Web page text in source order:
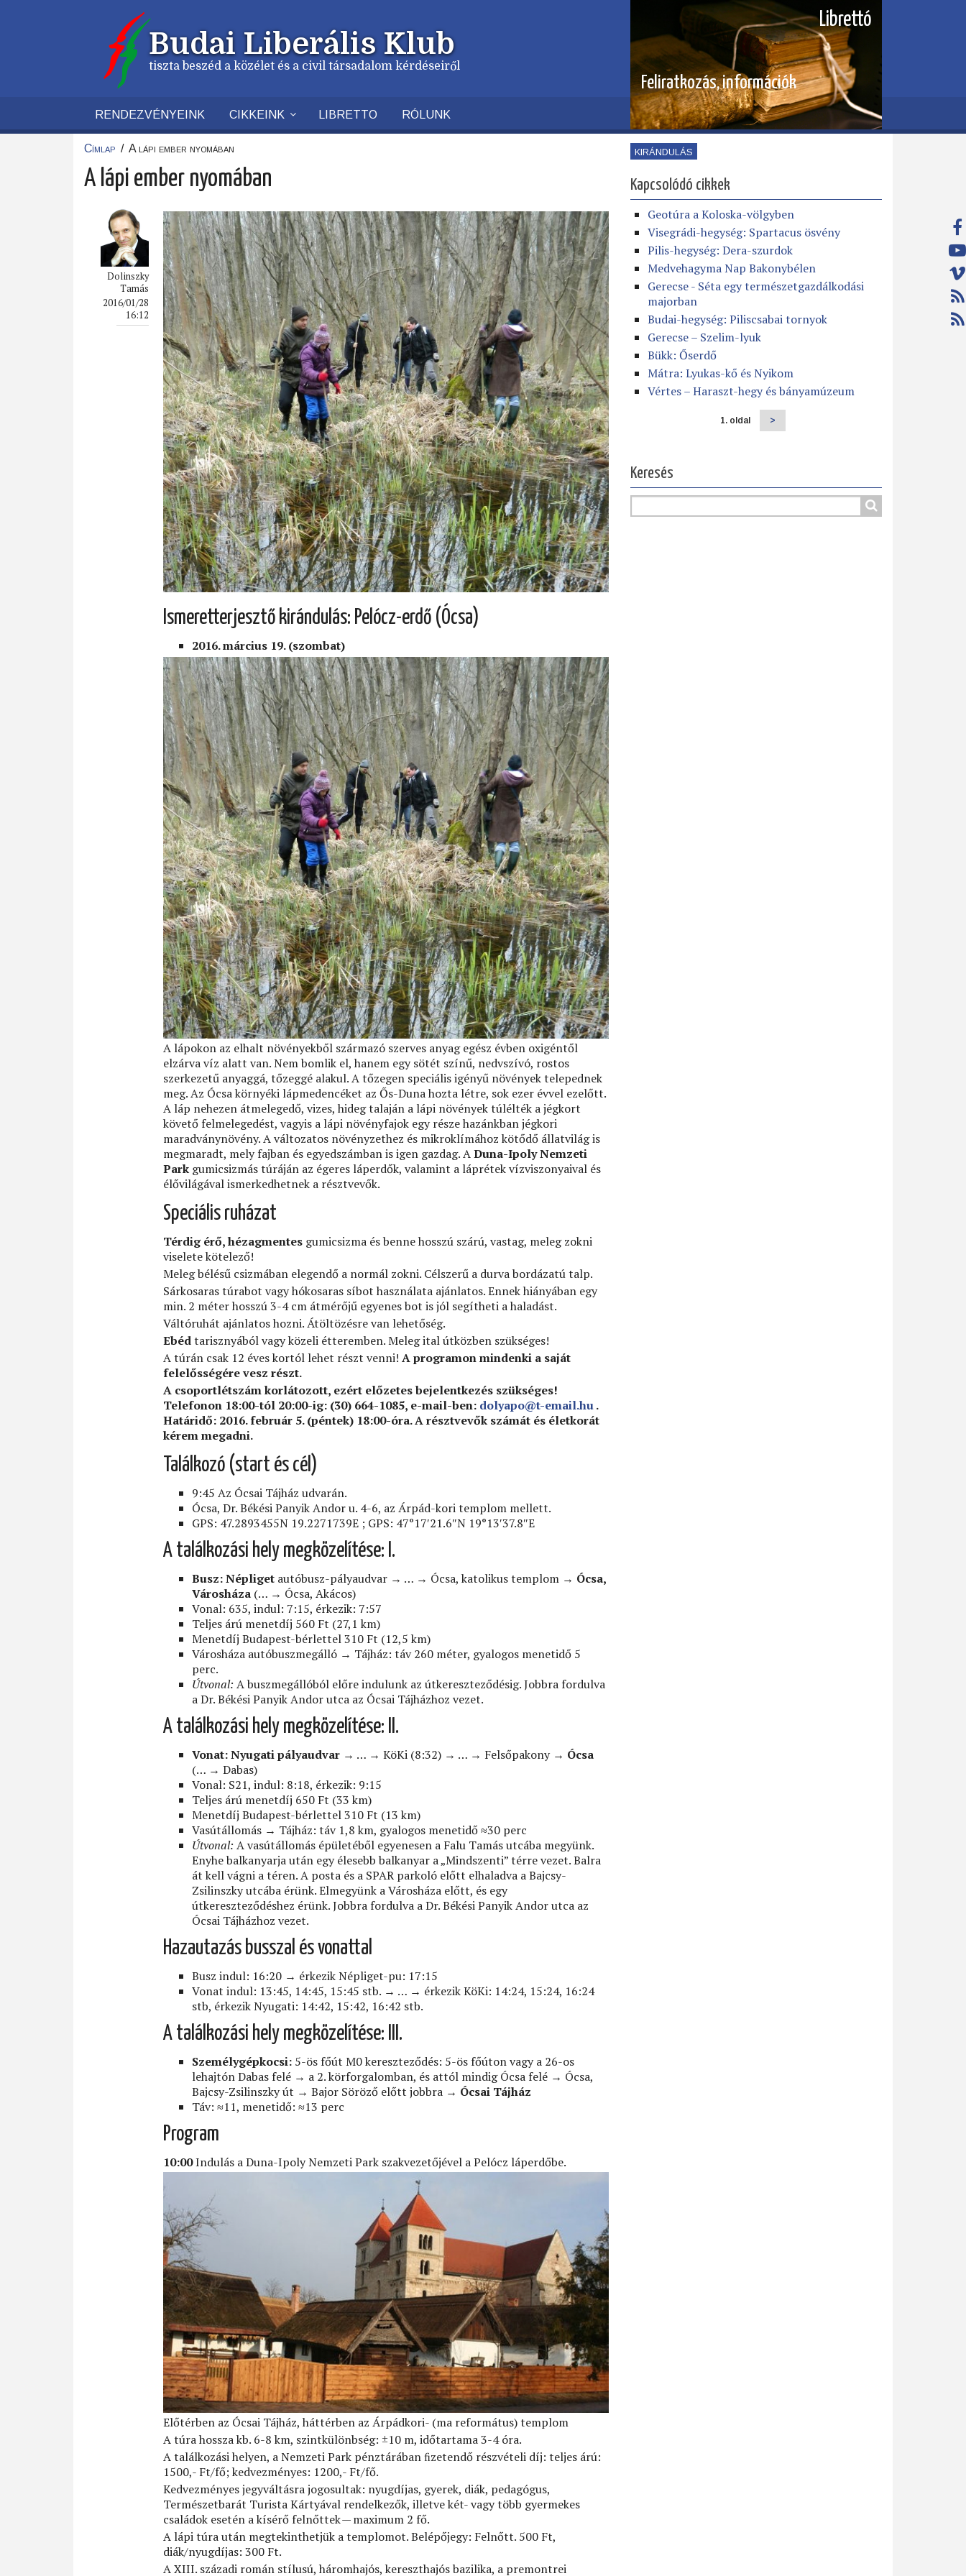
Budai Liberális Klub
tiszta beszéd a közélet és a civil társadalom kérdéseiről
Librettó
Feliratkozás, információk
RENDEZVÉNYEINK CIKKEINK LIBRETTO RÓLUNK
Címlap / A lápi ember nyomában
A lápi ember nyomában
Dolinszky
Tamás
2016/01/28
16:12
Ismeretterjesztő kirándulás: Pelócz-erdő (Ócsa)
2016. március 19. (szombat)
A lápokon az elhalt növényekből származó szerves anyag egész évben oxigéntől
elzárva víz alatt van. Nem bomlik el, hanem egy sötét színű, nedvszívó, rostos
szerkezetű anyaggá, tőzeggé alakul. A tőzegen speciális igényű növények telepednek
meg. Az Ócsa környéki lápmedencéket az Ős-Duna hozta létre, sok ezer évvel ezelőtt.
A láp nehezen átmelegedő, vizes, hideg talaján a lápi növények túlélték a jégkort
követő felmelegedést, vagyis a lápi növényfajok egy része hazánkban jégkori
maradványnövény. A változatos növényzethez és mikroklímához kötődő állatvilág is
megmaradt, mely fajban és egyedszámban is igen gazdag. ADuna-Ipoly Nemzeti
Park gumicsizmás túráján az égeres láperdők, valamint a láprétek vízviszonyaival és
élővilágával ismerkedhetnek a résztvevők.
Speciális ruházat
Térdig érő, hézagmentes gumicsizma és benne hosszú szárú, vastag, meleg zokni
viselete kötelező!
Meleg bélésű csizmában elegendő a normál zokni. Célszerű a durva bordázatú talp.
Sárkosaras túrabot vagy hókosaras síbot használata ajánlatos. Ennek hiányában egy
min. 2 méter hosszú 3-4 cm átmérőjű egyenes bot is jól segítheti a haladást.
Váltóruhát ajánlatos hozni. Átöltözésre van lehetőség.
Ebédtarisznyából vagy közeli étteremben. Meleg ital útközben szükséges!
A túrán csak 12 éves kortól lehet részt venni! A programon mindenki a saját
felelősségére vesz részt.
A csoportlétszám korlátozott, ezért előzetes bejelentkezés szükséges!
Telefonon 18:00-tól 20:00-ig: (30) 664-1085, e-mail-ben: dolyapo@t-email.hu.
Határidő: 2016. február 5. (péntek) 18:00-óra. A résztvevők számát és életkorát
kérem megadni.
Találkozó (start és cél)
9:45 Az Ócsai Tájház udvarán.
Ócsa, Dr. Békési Panyik Andor u. 4-6, az Árpád-kori templom mellett.
GPS: 47.2893455N 19.2271739E ; GPS: 47°17′21.6″N 19°13′37.8″E
A találkozási hely megközelítése: I.
Busz:Népliget autóbusz-pályaudvar → … → Ócsa, katolikus templom → Ócsa,
Városháza (… → Ócsa, Akácos)
Vonal: 635, indul: 7:15, érkezik: 7:57
Teljes árú menetdíj 560 Ft (27,1 km)
Menetdíj Budapest-bérlettel 310 Ft (12,5 km)
Városháza autóbuszmegálló → Tájház: táv 260 méter, gyalogos menetidő 5
perc.
Útvonal: A buszmegállóból előre indulunk az útkereszteződésig. Jobbra fordulva
a Dr. Békési Panyik Andor utca az Ócsai Tájházhoz vezet.
A találkozási hely megközelítése: II.
Vonat: Nyugati pályaudvar → … → KöKi (8:32) → … → Felsőpakony → Ócsa
(… → Dabas)
Vonal: S21, indul: 8:18, érkezik: 9:15
Teljes árú menetdíj 650 Ft (33 km)
Menetdíj Budapest-bérlettel 310 Ft (13 km)
Vasútállomás → Tájház: táv 1,8 km, gyalogos menetidő ≈30 perc
Útvonal: A vasútállomás épületéből egyenesen a Falu Tamás utcába megyünk.
Enyhe balkanyarja után egy élesebb balkanyar a „Mindszenti” térre vezet. Balra
át kell vágni a téren. A posta és a SPAR parkoló előtt elhaladva a Bajcsy-
Zsilinszky utcába érünk. Elmegyünk a Városháza előtt, és egy
útkereszteződéshez érünk. Jobbra fordulva a Dr. Békési Panyik Andor utca az
Ócsai Tájházhoz vezet.
Hazautazás busszal és vonattal
Busz indul: 16:20 → érkezik Népliget-pu: 17:15
Vonat indul: 13:45, 14:45, 15:45 stb. → … → érkezik KöKi: 14:24, 15:24, 16:24
stb, érkezik Nyugati: 14:42, 15:42, 16:42 stb.
A találkozási hely megközelítése: III.
Személygépkocsi: 5-ös főút M0 kereszteződés: 5-ös főúton vagy a 26-os
lehajtón Dabas felé → a 2. körforgalomban, és attól mindig Ócsa felé → Ócsa,
Bajcsy-Zsilinszky út → Bajor Söröző előtt jobbra → Ócsai Tájház
Táv: ≈11, menetidő: ≈13 perc
Program
10:00Indulás a Duna-Ipoly Nemzeti Park szakvezetőjével a Pelócz láperdőbe.
Előtérben az Ócsai Tájház, háttérben az Árpádkori- (ma református) templom
A túra hossza kb. 6-8 km, szintkülönbség: ±10 m, időtartama 3-4 óra.
A találkozási helyen, a Nemzeti Park pénztárában ﬁzetendő részvételi díj: teljes árú:
1500,- Ft/fő; kedvezményes: 1200,- Ft/fő.
Kedvezményes jegyváltásra jogosultak: nyugdíjas, gyerek, diák, pedagógus,
Természetbarát Turista Kártyával rendelkezők, illetve két- vagy több gyermekes
családok esetén a kísérő felnőttek — maximum 2 fő.
A lápi túra után megtekinthetjük a templomot. Belépőjegy: Felnőtt. 500 Ft,
diák/nyugdíjas: 300 Ft.
A XIII. századi román stílusú, háromhajós, kereszthajós bazilika, a premontrei
KIRÁNDULÁS
Kapcsolódó cikkek
Geotúra a Koloska-völgyben
Visegrádi-hegység: Spartacus ösvény
Pilis-hegység: Dera-szurdok
Medvehagyma Nap Bakonybélen
Gerecse - Séta egy természetgazdálkodási
majorban
Budai-hegység: Piliscsabai tornyok
Gerecse – Szelim-lyuk
Bükk: Őserdő
Mátra: Lyukas-kő és Nyikom
Vértes – Haraszt-hegy és bányamúzeum
1. oldal
Következő
oldal
>
Keresés